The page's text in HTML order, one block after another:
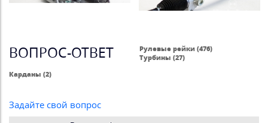
ВОПРОС-ОТВЕТ
Рулевые рейки (476)
Турбины (27)
Карданы (2)
Задайте свой вопрос